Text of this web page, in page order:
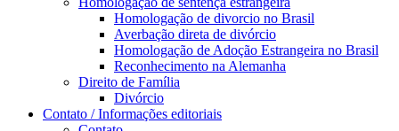
Homologação de divorcio no Brasil
Averbação direta de divórcio
Homologação de Adoção Estrangeira no Brasil
Reconhecimento na Alemanha
Direito de Família
Divórcio
Contato / Informações editoriais